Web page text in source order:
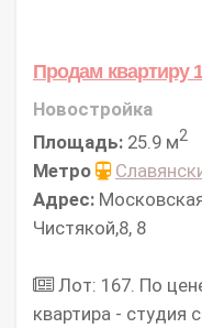
Продам квартиру
Новостройка
Площадь: 25.9 м2
Метро
Адрес:
Чистякой,8, 8
Лот: 167. По
квартира - студия